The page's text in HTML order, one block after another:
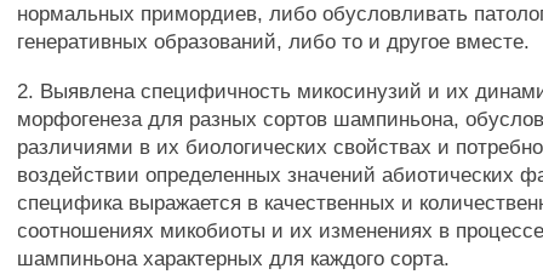
нормальных примордиев, либо обусловливать
генеративных образований, либо то и другое вместе.
2. Выявлена специфичность микосинузий и их
морфогенеза для разных сортов шампиньона,
различиями в их биологических свойствах и
воздействии определенных значений абиотических
специфика выражается в качественных и
соотношениях микобиоты и их изменениях в
шампиньона характерных для каждого сорта.